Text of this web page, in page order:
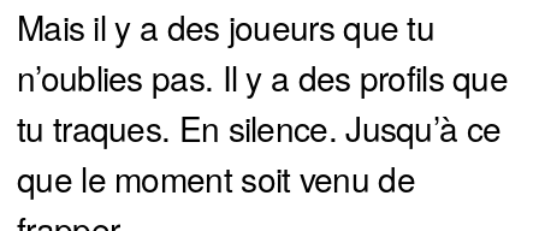
Mais il y a des joueurs que tu
n’oublies pas. Il y a des profils que
tu traques. En silence. Jusqu’à ce
que le moment soit venu de